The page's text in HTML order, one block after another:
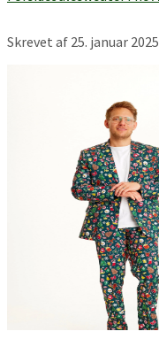
Skrevet af 25. januar 2025